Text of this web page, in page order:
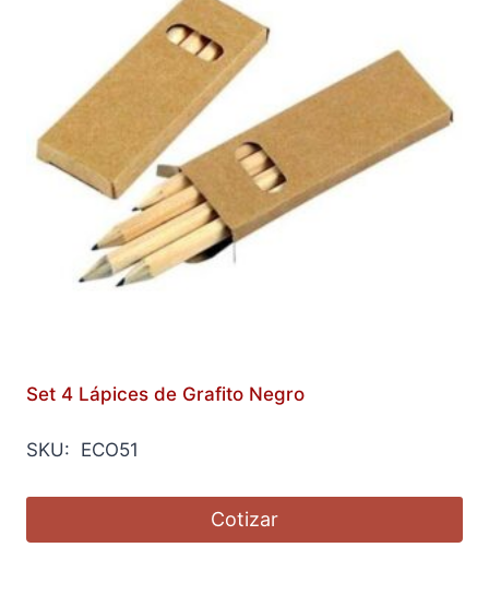
Set 4 Lápices de Grafito Negro
SKU: ECO51
Cotizar